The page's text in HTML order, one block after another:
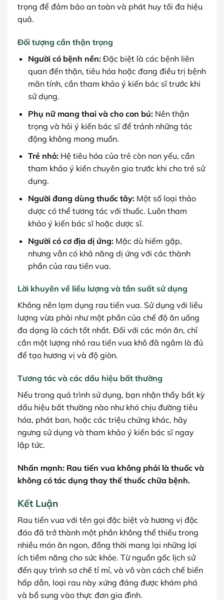
trọng để đảm bảo an toàn và phát huy tối đa hiệu
quả.
Đối tượng cần thận trọng
Người có bệnh nền:Đặc biệt là các bệnh liên
quan đến thận, tiêu hóa hoặc đang điều trị bệnh
mãn tính, cần tham khảo ý kiến bác sĩ trước khi
sử dụng.
Phụ nữ mang thai và cho con bú:Nên thận
trọng và hỏi ý kiến bác sĩ để tránh những tác
động không mong muốn.
Trẻ nhỏ:Hệ tiêu hóa của trẻ còn non yếu, cần
tham khảo ý kiến chuyên gia trước khi cho trẻ sử
dụng.
Người đang dùng thuốc tây:Một số loại thảo
dược có thể tương tác với thuốc. Luôn tham
khảo ý kiến bác sĩ hoặc dược sĩ.
Người có cơ địa dị ứng:Mặc dù hiếm gặp,
nhưng vẫn có khả năng dị ứng với các thành
phần của rau tiến vua.
Lời khuyên về liều lượng và tần suất sử dụng
Không nên lạm dụng rau tiến vua. Sử dụng với liều
lượng vừa phải như một phần của chế độ ăn uống
đa dạng là cách tốt nhất. Đối với các món ăn, chỉ
cần một lượng nhỏ rau tiến vua khô đã ngâm là đủ
để tạo hương vị và độ giòn.
Tương tác và các dấu hiệu bất thường
Nếu trong quá trình sử dụng, bạn nhận thấy bất kỳ
dấu hiệu bất thường nào như khó chịu đường tiêu
hóa, phát ban, hoặc các triệu chứng khác, hãy
ngưng sử dụng và tham khảo ý kiến bác sĩ ngay
lập tức.
Nhấn mạnh: Rau tiến vua không phải là thuốc và
không có tác dụng thay thế thuốc chữa bệnh.
Kết Luận
Rau tiến vua với tên gọi đặc biệt và hương vị độc
đáo đã trở thành một phần không thể thiếu trong
nhiều món ăn ngon, đồng thời mang lại những lợi
ích tiềm năng cho sức khỏe. Từ nguồn gốc lịch sử
đến quy trình sơ chế tỉ mỉ, và vô vàn cách chế biến
hấp dẫn, loại rau này xứng đáng được khám phá
và bổ sung vào thực đơn gia đình.